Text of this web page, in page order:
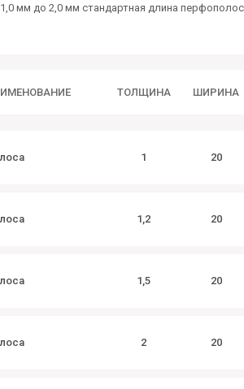
мм до 2,0 мм стандартная длина
ТОЛЩИНА ШИРИНА
1 20
1,2 20
1,5 20
2 20